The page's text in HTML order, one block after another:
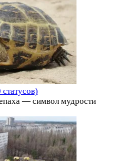
— символ мудрости